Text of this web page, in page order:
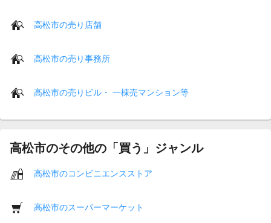
高松市の売り店舗
高松市の売り事務所
高松市の売りビル・ 一棟売マンション等
高松市のその他の「買う」ジャンル
高松市のコンビニエンスストア
高松市のスーパーマーケット